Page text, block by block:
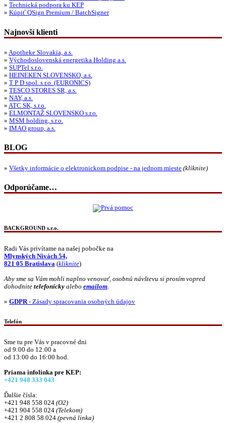
» Technická podpora ku KEP
» Kúpiť QSign Premium / BatchSigner
Najnovší klienti
» Apotheke Slovakia, a.s.
» Východoslovenská energetika Holding a.s.
» SUPTel s.r.o.
» HEINEKEN SLOVENSKO, a.s.
» T P D spol. s r.o. (EURONICS)
» TESCO STORES SR, a.s.
» NAY, a.s.
» ATC SK, s.r.o.
» ELMONTAŽ SLOVENSKO s.r.o.
» MSM holding, s.r.o.
» IMAO group, a.s.
BLOG
» Všetky informácie o elektronickom podpise - na jednom mieste (kliknite)
Odporúčame…
BACKGROUND s.r.o.
Radi Vás privítame na našej pobočke na
Mlynských Nivách 54,
821 05 Bratislava (kliknite)
Aby sme sa Vám mohli naplno venovať, osobnú návštevu si prosím vopred
dohodnite telefonicky alebo emailom.
» GDPR- Zásady spracovania osobných údajov
Telefón
Sme tu pre Vás v pracovné dni
od 9:00 do 12:00 a
od 13:00 do 16:00 hod.
Priama infolinka pre KEP:
+421 948 333 043
Ďalšie čísla:
+421 948 558 024 (O2)
+421 904 558 024 (Telekom)
+421 2 808 58 024 (pevná linka)